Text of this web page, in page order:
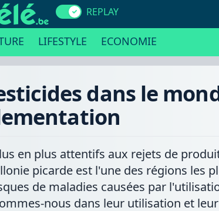
REPLAY
LIFESTYLE ECONOMIE
dans le
en plus attentifs aux rejets de
picarde est l'une des régions les
de maladies causées par
nous dans leur utilisation et